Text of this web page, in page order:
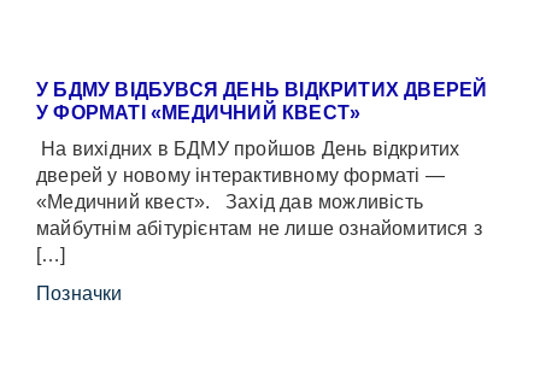
У БДМУ ВІДБУВСЯ ДЕНЬ ВІДКРИТИХ ДВЕРЕЙ
У ФОРМАТІ «МЕДИЧНИЙ КВЕСТ»
На вихідних в БДМУ пройшов День відкритих
дверей у новому інтерактивному форматі —
«Медичний квест». Захід дав можливість
майбутнім абітурієнтам не лише ознайомитися з
[…]
Позначки